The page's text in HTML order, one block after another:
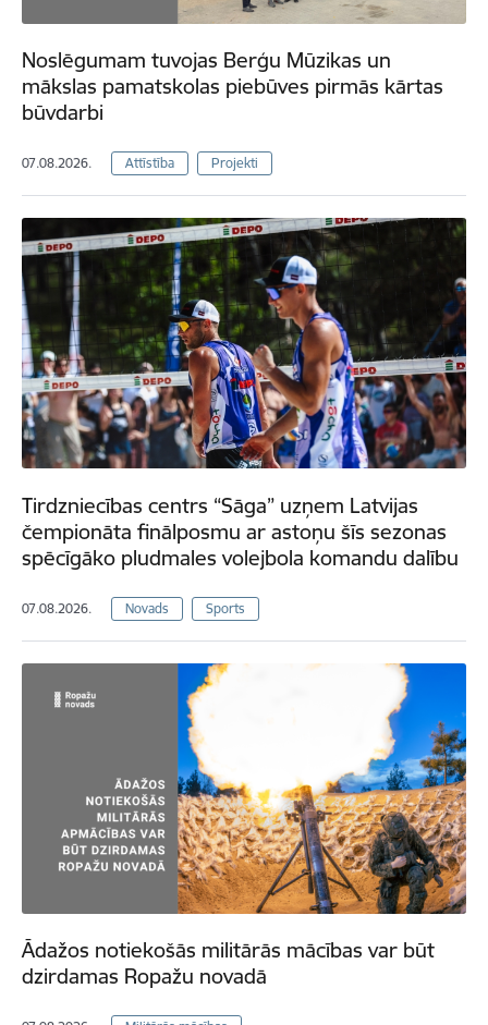
Noslēgumam tuvojas Berģu Mūzikas un
mākslas pamatskolas piebūves pirmās kārtas
būvdarbi
07.08.2026. Attīstība Projekti
Tirdzniecības centrs “Sāga” uzņem Latvijas
čempionāta finālposmu ar astoņu šīs sezonas
spēcīgāko pludmales volejbola komandu dalību
07.08.2026. Novads Sports
Ādažos notiekošās militārās mācības var būt
dzirdamas Ropažu novadā